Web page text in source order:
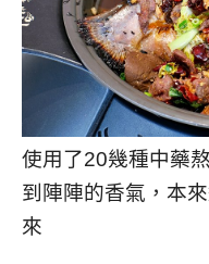
使用了20幾種中藥
到陣陣的香氣，本
來